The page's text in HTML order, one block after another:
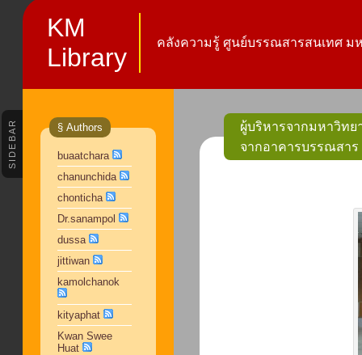
KM
Library
คลังความรู้ ศูนย์บรรณสารสนเทศ ม
SIDEBAR § Authors
buaatchara
chanunchida
chonticha
Dr.sanampol
dussa
jittiwan
kamolchanok
kityaphat
Kwan Swee
Huat
ผู้บริหารจากมหาวิทย
จากอาคารบรรณสาร